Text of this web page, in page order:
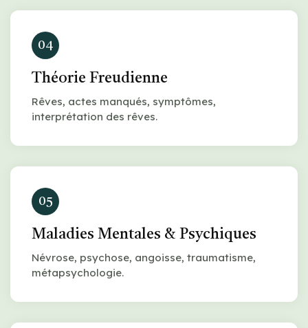
04
Théorie Freudienne
Rêves, actes manqués, symptômes,
interprétation des rêves.
05
Maladies Mentales & Psychiques
Névrose, psychose, angoisse, traumatisme,
métapsychologie.